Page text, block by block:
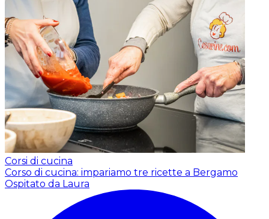
Corsi di cucina
Corso di cucina: impariamo tre ricette a Bergamo
Ospitato da Laura